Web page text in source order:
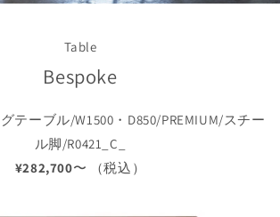
Table
Bespoke
テーブル/W1500・D850/PREMIUM/スチー
ル脚/R0421_C_
¥282,700〜 （税込）